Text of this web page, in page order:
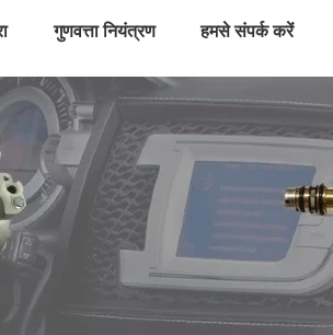
गुणवत्ता नियंत्रण हमसे संपर्क करें